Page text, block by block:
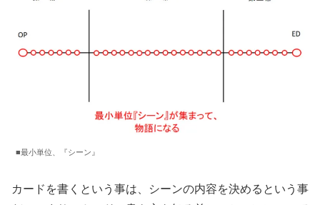
■最小単位、『シーン』
カードを書くという事は、シーンの内容を決めるという事